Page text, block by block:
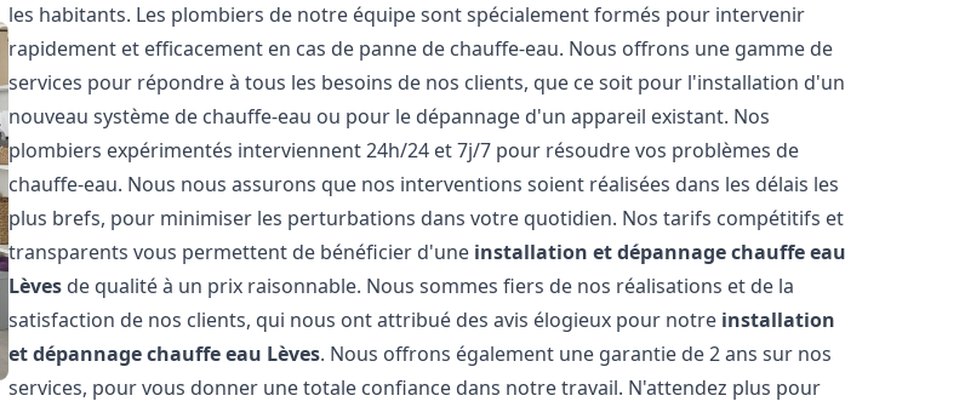
les habitants. Les plombiers de notre équipe sont spécialement formés pour intervenir
rapidement et efficacement en cas de panne de chauffe-eau. Nous offrons une gamme de
services pour répondre à tous les besoins de nos clients, que ce soit pour l'installation d'un
nouveau système de chauffe-eau ou pour le dépannage d'un appareil existant. Nos
plombiers expérimentés interviennent 24h/24 et 7j/7 pour résoudre vos problèmes de
chauffe-eau. Nous nous assurons que nos interventions soient réalisées dans les délais les
plus brefs, pour minimiser les perturbations dans votre quotidien. Nos tarifs compétitifs et
transparents vous permettent de bénéficier d'une installation et dépannage chauffe eau
Lèves de qualité à un prix raisonnable. Nous sommes fiers de nos réalisations et de la
satisfaction de nos clients, qui nous ont attribué des avis élogieux pour notre installation
et dépannage chauffe eau Lèves. Nous offrons également une garantie de 2 ans sur nos
services, pour vous donner une totale confiance dans notre travail. N'attendez plus pour